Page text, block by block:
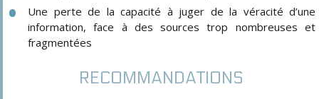
Une perte de la capacité à juger de la véracité d’une
information, face à des sources trop nombreuses et
fragmentées
RECOMMANDATIONS